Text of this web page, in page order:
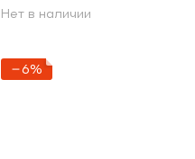
Нет в наличии
−6%